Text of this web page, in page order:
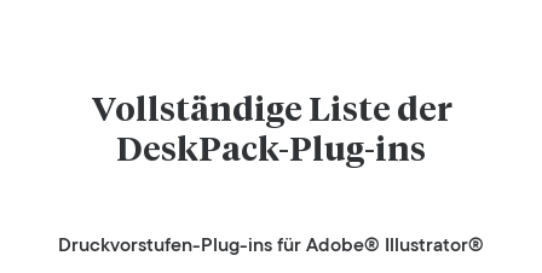
Vollständige Liste der
DeskPack-Plug-ins
Druckvorstufen-Plug-ins für Adobe® Illustrator®